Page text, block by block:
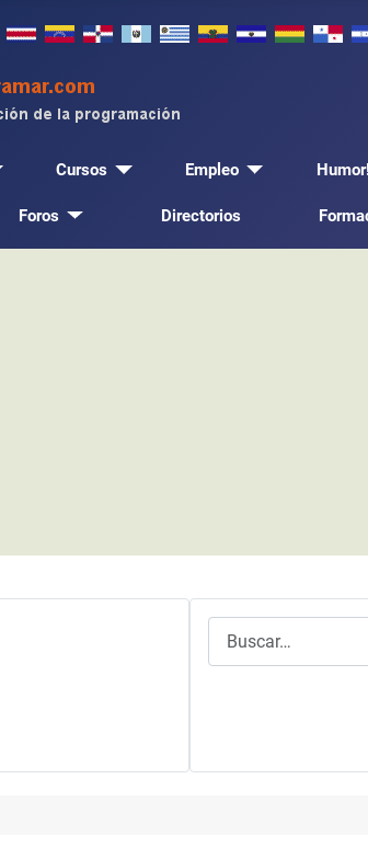
Cursos Empleo
Foros Directorios